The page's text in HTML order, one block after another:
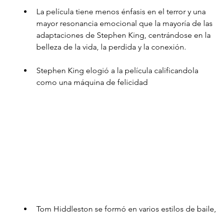
La película tiene menos énfasis en el terror y una
mayor resonancia emocional que la mayoría de las
adaptaciones de Stephen King, centrándose en la
belleza de la vida, la perdida y la conexión.
Stephen King elogió a la película calificandola
como una máquina de felicidad
Tom Hiddleston se formó en varios estilos de baile,